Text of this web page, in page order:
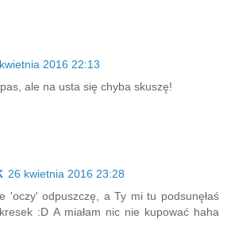
2016 22:13
ale na usta się chyba skuszę!
26 kwietnia 2016 23:28
'oczy' odpuszczę, a Ty mi tu podsunęłaś
:D A miałam nic nie kupować haha